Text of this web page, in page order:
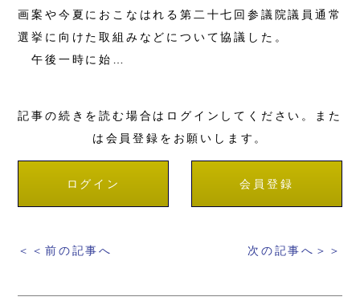
画案や今夏におこなはれる第二十七回参議院議員通常
選挙に向けた取組みなどについて協議した。
午後一時に始…
記事の続きを読む場合はログインしてください。また
は会員登録をお願いします。
ログイン 会員登録
＜＜前の記事へ 次の記事へ＞＞